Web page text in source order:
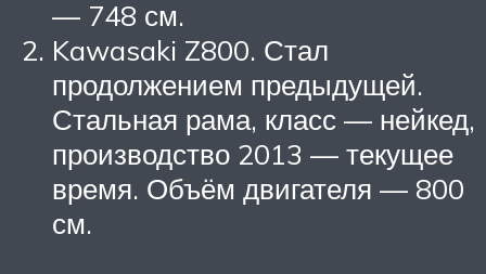
— 748 см.
Kawasaki Z800. Стал
продолжением предыдущей.
Стальная рама, класс — нейкед,
производство 2013 — текущее
время. Объём двигателя — 800
см.